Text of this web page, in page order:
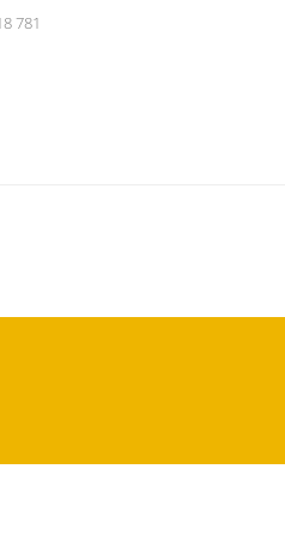
781